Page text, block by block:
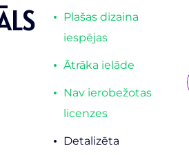
Plašas dizaina
iespējas
Ātrāka ielāde
Nav ierobežotas
licenzes
Detalizēta